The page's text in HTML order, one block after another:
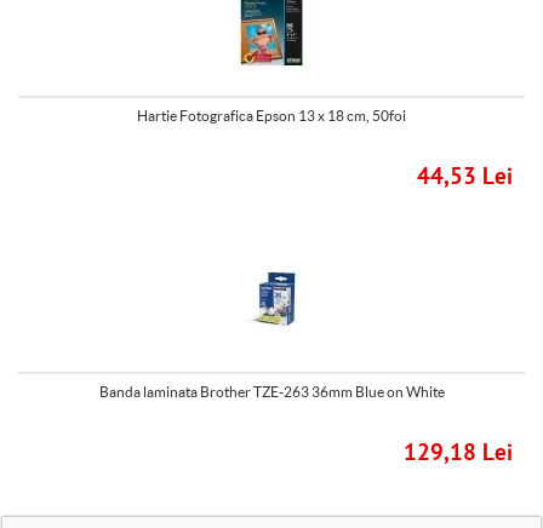
Hartie Fotografica Epson 13 x 18 cm, 50foi
44,53 Lei
Banda laminata Brother TZE-263 36mm Blue on White
129,18 Lei